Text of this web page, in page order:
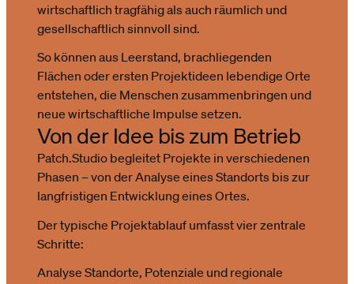
wirtschaftlich tragfähig als auch räumlich und
gesellschaftlich sinnvoll sind.
So können aus Leerstand, brachliegenden
Flächen oder ersten Projektideen lebendige Orte
entstehen, die Menschen zusammenbringen und
neue wirtschaftliche Impulse setzen.
Von der Idee bis zum Betrieb
Patch.Studio begleitet Projekte in verschiedenen
Phasen – von der Analyse eines Standorts bis zur
langfristigen Entwicklung eines Ortes.
Der typische Projektablauf umfasst vier zentrale
Schritte:
Analyse Standorte, Potenziale und regionale